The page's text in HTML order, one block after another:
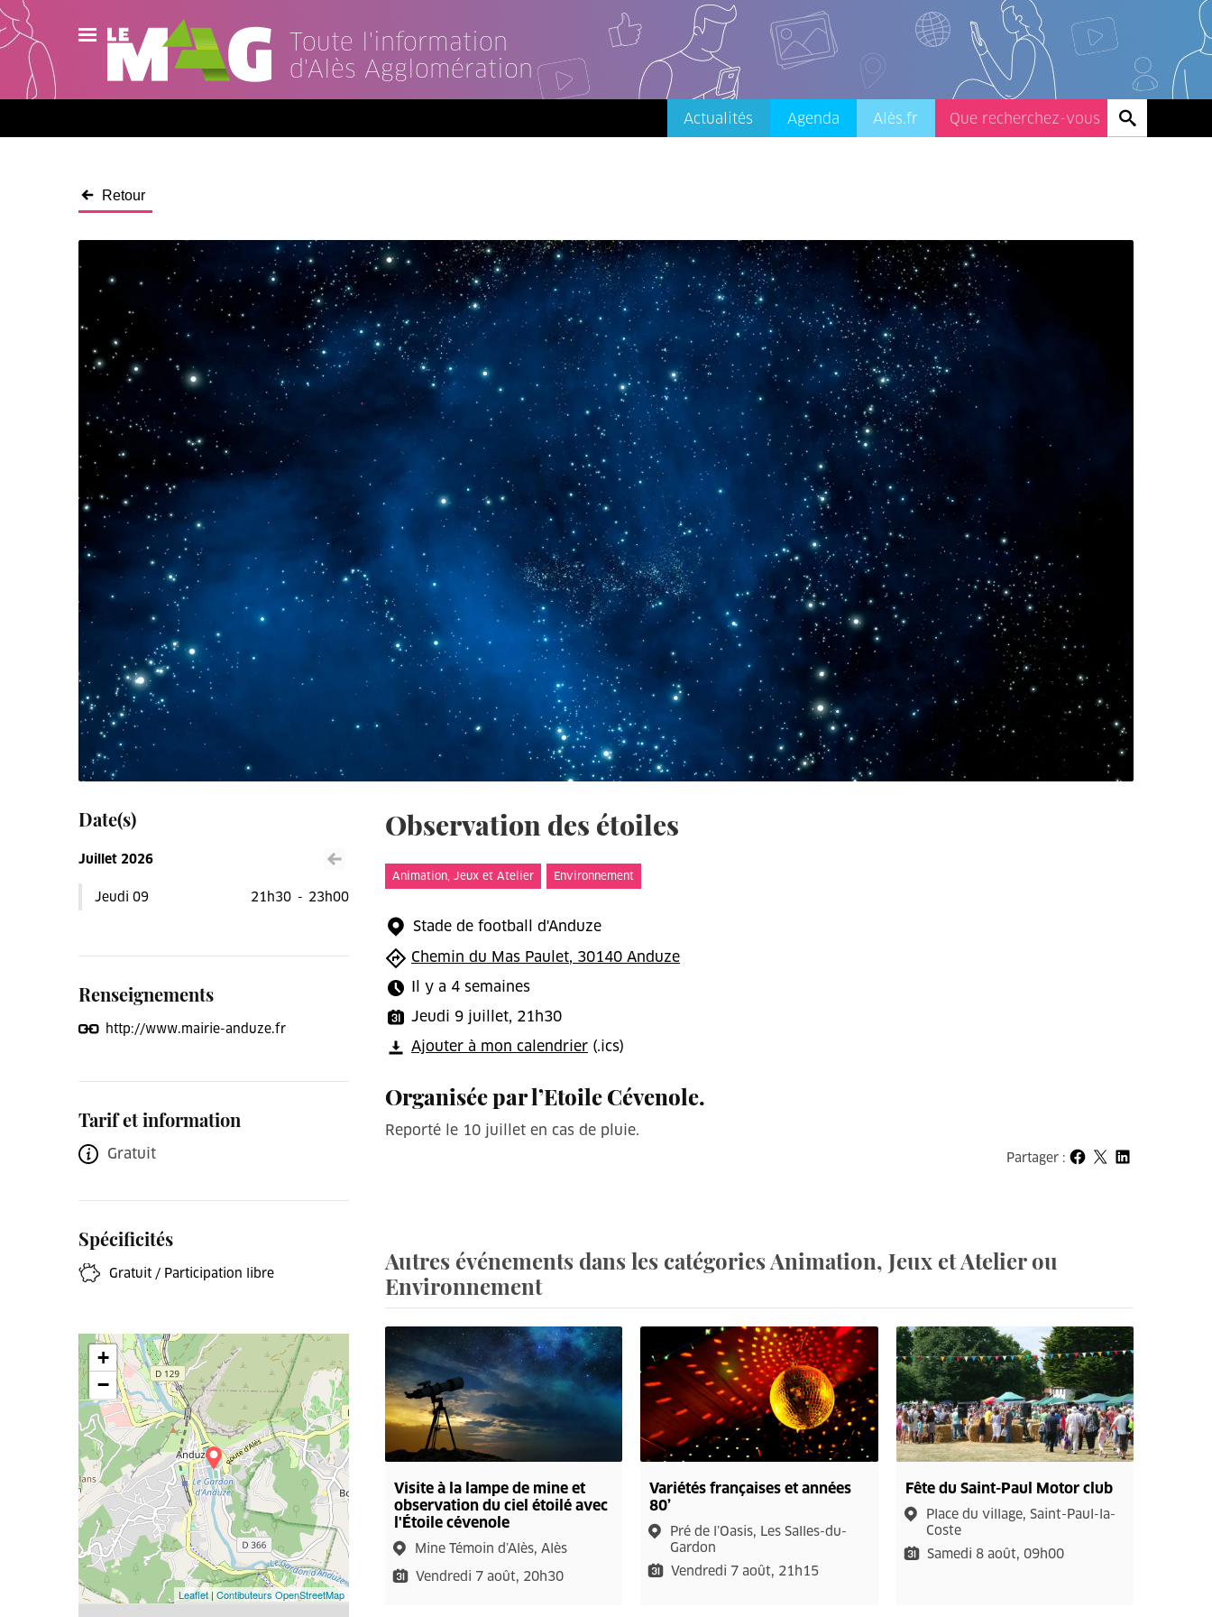
Toute l'information
d'Alès Agglomération
Actualités
Agenda
Actualités Agenda Alès.fr
Retour
Date(s)
Voir le mois précédent
Juillet 2026
Jeudi 09 21h30 - 23h00
Renseignements
http://www.mairie-anduze.fr
Tarif et information
Gratuit
Spécificités
Gratuit / Participation libre
+
−
Leaflet| Contibuteurs OpenStreetMap
Observation des étoiles
Animation, Jeux et Atelier Environnement
Stade de football d'Anduze
Chemin du Mas Paulet, 30140 Anduze
Il y a 4 semaines
Jeudi 9 juillet, 21h30
Ajouter à mon calendrier (.ics)
Organisée par l’Etoile Cévenole.
Reporté le 10 juillet en cas de pluie.
Partager :Partager sur Facebook
Partager sur X
Partager sur LinkedIn
Autres événements dans les catégories Animation, Jeux et Atelier ou
Environnement
Visite à la lampe de mine et
observation du ciel étoilé avec
l'Étoile cévenole
Mine Témoin d’Alès, Alès
Vendredi 7 août, 20h30
Variétés françaises et années
80’
Pré de l’Oasis, Les Salles-du-
Gardon
Vendredi 7 août, 21h15
Fête du Saint-Paul Motor club
Place du village, Saint-Paul-la-
Coste
Samedi 8 août, 09h00